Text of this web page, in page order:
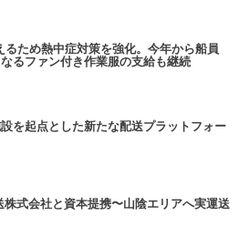
ため熱中症対策を強化。今年から船員
るファン付き作業服の支給も継続
を起点とした新たな配送プラットフォー
式会社と資本提携〜山陰エリアへ実運送